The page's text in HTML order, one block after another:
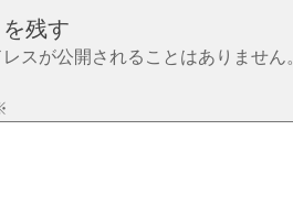
残す
スが公開されることはありません。